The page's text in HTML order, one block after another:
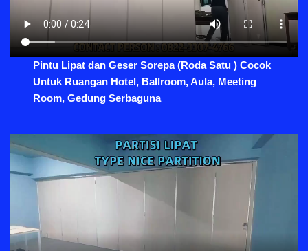
Pintu Lipat dan Geser Sorepa (Roda Satu ) Cocok
Untuk Ruangan Hotel, Ballroom, Aula, Meeting
Room, Gedung Serbaguna